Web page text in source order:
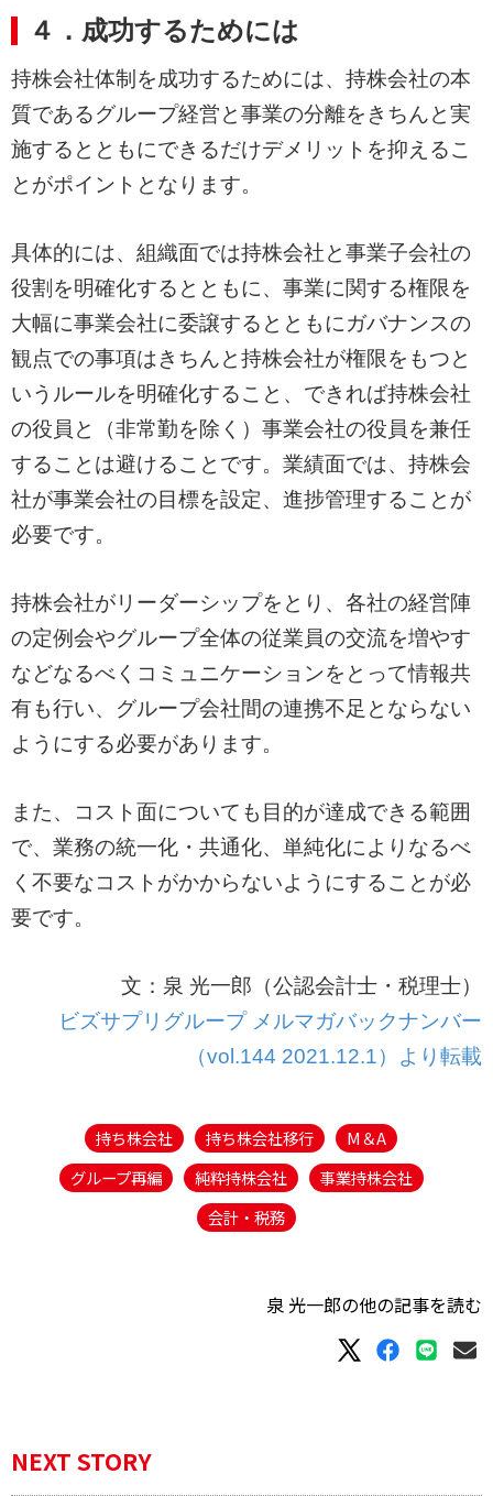
４．成功するためには
持株会社体制を成功するためには、持株会社の本
質であるグループ経営と事業の分離をきちんと実
施するとともにできるだけデメリットを抑えるこ
とがポイントとなります。
具体的には、組織面では持株会社と事業子会社の
役割を明確化するとともに、事業に関する権限を
大幅に事業会社に委譲するとともにガバナンスの
観点での事項はきちんと持株会社が権限をもつと
いうルールを明確化すること、できれば持株会社
の役員と（非常勤を除く）事業会社の役員を兼任
することは避けることです。業績面では、持株会
社が事業会社の目標を設定、進捗管理することが
必要です。
持株会社がリーダーシップをとり、各社の経営陣
の定例会やグループ全体の従業員の交流を増やす
などなるべくコミュニケーションをとって情報共
有も行い、グループ会社間の連携不足とならない
ようにする必要があります。
また、コスト面についても目的が達成できる範囲
で、業務の統一化・共通化、単純化によりなるべ
く不要なコストがかからないようにすることが必
要です。
文：泉 光一郎（公認会計士・税理士）
ビズサプリグループ メルマガバックナンバー
（vol.144 2021.12.1）より転載
持ち株会社 持ち株会社移行
M＆A
グループ再編
純粋持株会社
事業持株会社
会計・税務
泉 光一郎の他の記事を読む
NEXT STORY